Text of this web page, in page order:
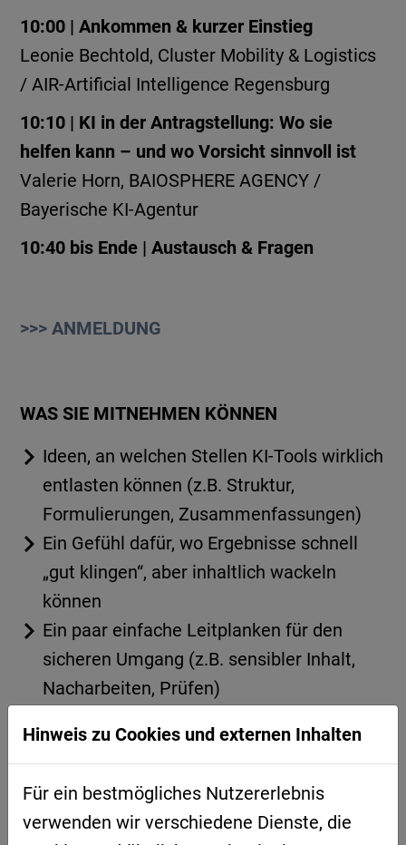
10:00 | Ankommen & kurzer Einstieg
Leonie Bechtold, Cluster Mobility & Logistics
/ AIR-Artificial Intelligence Regensburg
10:10 | KI in der Antragstellung: Wo sie
helfen kann – und wo Vorsicht sinnvoll ist
Valerie Horn, BAIOSPHERE AGENCY /
Bayerische KI-Agentur
10:40 bis Ende | Austausch & Fragen
>>> ANMELDUNG
WAS SIE MITNEHMEN KÖNNEN
Ideen, an welchen Stellen KI-Tools wirklich
entlasten können (z.B. Struktur,
Formulierungen, Zusammenfassungen)
Ein Gefühl dafür, wo Ergebnisse schnell
„gut klingen“, aber inhaltlich wackeln
können
Ein paar einfache Leitplanken für den
sicheren Umgang (z.B. sensibler Inhalt,
Nacharbeiten, Prüfen)
Kontext
Hinweis zu Cookies und externen Inhalten
Für ein bestmögliches Nutzererlebnis
verwenden wir verschiedene Dienste, die